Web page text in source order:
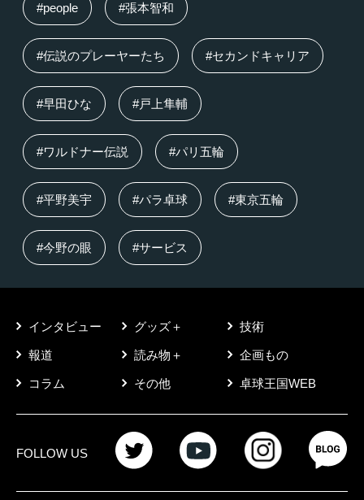
#people #張本智和
#伝説のプレーヤーたち #セカンドキャリア
#早田ひな #戸上隼輔
#ワルドナー伝説 #パリ五輪
#平野美宇 #パラ卓球 #東京五輪
#今野の眼 #サービス
インタビュー グッズ＋ 技術
報道 読み物＋ 企画もの
コラム その他 卓球王国WEB
FOLLOW US